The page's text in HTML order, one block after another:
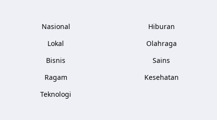
Nasional
Lokal
Bisnis
Ragam
Teknologi
Hiburan
Olahraga
Sains
Kesehatan